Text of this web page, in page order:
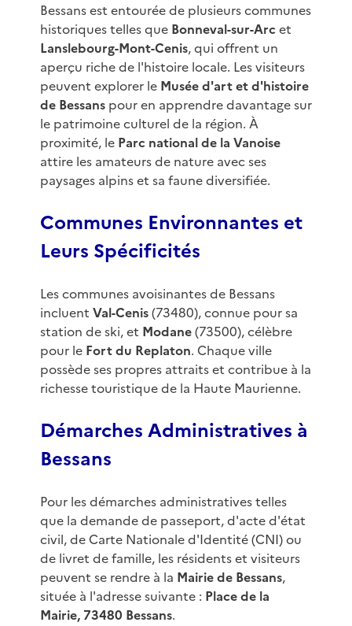
Bessans est entourée de plusieurs communes
historiques telles que Bonneval-sur-Arcet
Lanslebourg-Mont-Cenis, qui offrent un
aperçu riche de l'histoire locale. Les visiteurs
peuvent explorer le Musée d'art et d'histoire
de Bessanspour en apprendre davantage sur
le patrimoine culturel de la région. À
proximité, le Parc national de la Vanoise
attire les amateurs de nature avec ses
paysages alpins et sa faune diversifiée.
Communes Environnantes et
Leurs Spécificités
Les communes avoisinantes de Bessans
incluent Val-Cenis(73480), connue pour sa
station de ski, et Modane(73500), célèbre
pour le Fort du Replaton. Chaque ville
possède ses propres attraits et contribue à la
richesse touristique de la Haute Maurienne.
Démarches Administratives à
Bessans
Pour les démarches administratives telles
que la demande de passeport, d'acte d'état
civil, de Carte Nationale d'Identité (CNI) ou
de livret de famille, les résidents et visiteurs
peuvent se rendre à la Mairie de Bessans,
située à l'adresse suivante : Place de la
Mairie, 73480 Bessans.